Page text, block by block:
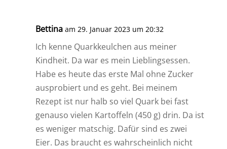
Bettina am 29. Januar 2023 um 20:32
Ich kenne Quarkkeulchen aus meiner
Kindheit. Da war es mein Lieblingsessen.
Habe es heute das erste Mal ohne Zucker
ausprobiert und es geht. Bei meinem
Rezept ist nur halb so viel Quark bei fast
genauso vielen Kartoffeln (450 g) drin. Da ist
es weniger matschig. Dafür sind es zwei
Eier. Das braucht es wahrscheinlich nicht